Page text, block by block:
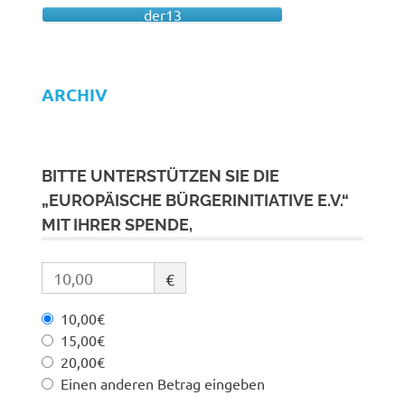
der13
ARCHIV
BITTE UNTERSTÜTZEN SIE DIE
„EUROPÄISCHE BÜRGERINITIATIVE E.V.“
MIT IHRER SPENDE,
€
10,00€
15,00€
20,00€
Einen anderen Betrag eingeben